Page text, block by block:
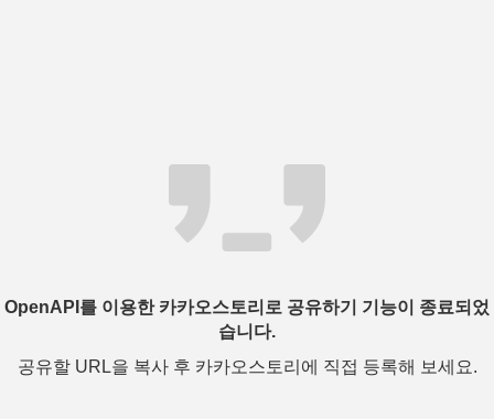
OpenAPI를 이용한 카카오스토리로 공유하기 기능이 종료되었
습니다.
공유할 URL을 복사 후 카카오스토리에 직접 등록해 보세요.